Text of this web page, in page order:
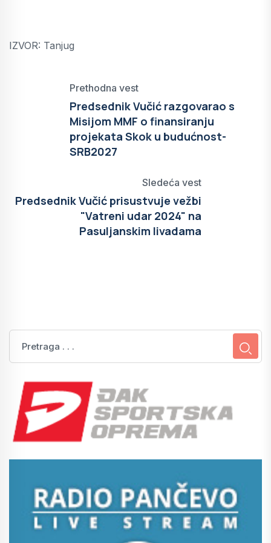
IZVOR: Tanjug
Prethodna vest
Predsednik Vučić razgovarao s
Misijom MMF o finansiranju
projekata Skok u budućnost-
SRB2027
Sledeća vest
Predsednik Vučić prisustvuje vežbi
"Vatreni udar 2024" na
Pasuljanskim livadama